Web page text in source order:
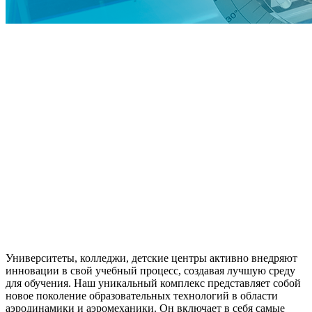
Университеты, колледжи, детские центры активно внедряют
инновации в свой учебный процесс, создавая лучшую среду
для обучения. Наш уникальный комплекс представляет собой
новое поколение образовательных технологий в области
аэродинамики и аэромеханики. Он включает в себя самые